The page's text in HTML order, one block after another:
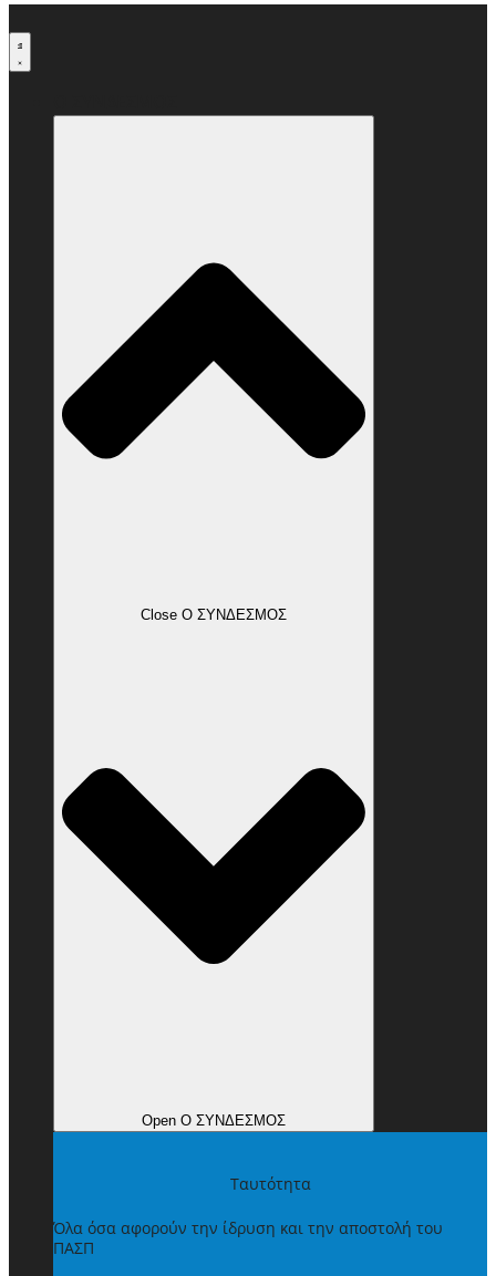
στο
περιεχόμενο
Close Ο ΣΥΝΔΕΣΜΟΣ
Open Ο ΣΥΝΔΕΣΜΟΣ
Ταυτότητα
Όλα όσα αφορούν την ίδρυση και την αποστολή του
ΠΑΣΠ